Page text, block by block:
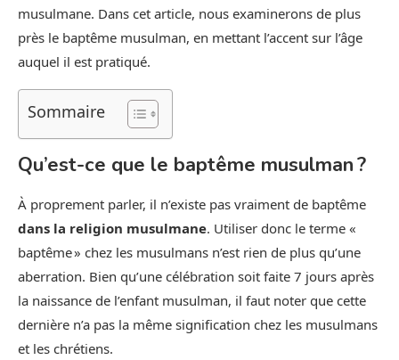
musulmane. Dans cet article, nous examinerons de plus
près le baptême musulman, en mettant l’accent sur l’âge
auquel il est pratiqué.
Sommaire
Qu’est-ce que le baptême musulman ?
À proprement parler, il n’existe pas vraiment de baptême
dans la religion musulmane. Utiliser donc le terme «
baptême » chez les musulmans n’est rien de plus qu’une
aberration. Bien qu’une célébration soit faite 7 jours après
la naissance de l’enfant musulman, il faut noter que cette
dernière n’a pas la même signification chez les musulmans
et les chrétiens.